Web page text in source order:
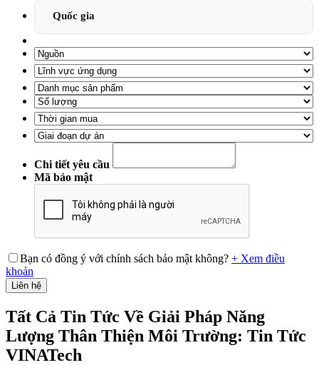
Quốc gia
Chi tiết yêu cầu
Mã bảo mật
Bạn có đồng ý với chính sách bảo mật không? + Xem điều
khoản
Liên hệ
Tất Cả Tin Tức Về Giải Pháp Năng
Lượng Thân Thiện Môi Trường: Tin Tức
VINATech